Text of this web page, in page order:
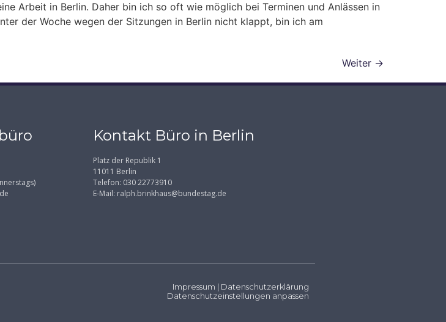
Arbeit in Berlin. Daher bin ich so oft wie möglich bei Terminen und Anlässen in
der Woche wegen der Sitzungen in Berlin nicht klappt, bin ich am
Weiter →
Kontakt Büro in Berlin
Platz der Republik 1
11011 Berlin
Telefon: 030 22773910
E-Mail: ralph.brinkhaus@bundestag.de
Impressum | Datenschutzerklärung
Datenschutzeinstellungen anpassen